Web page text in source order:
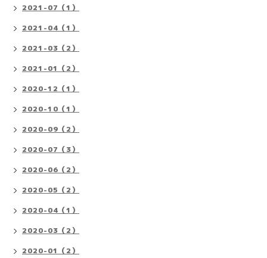
2021-07（1）
2021-04（1）
2021-03（2）
2021-01（2）
2020-12（1）
2020-10（1）
2020-09（2）
2020-07（3）
2020-06（2）
2020-05（2）
2020-04（1）
2020-03（2）
2020-01（2）